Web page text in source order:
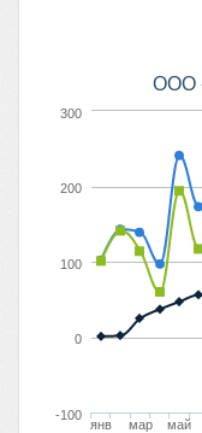
ООО
янв
мар
май
0
100
200
300
-100